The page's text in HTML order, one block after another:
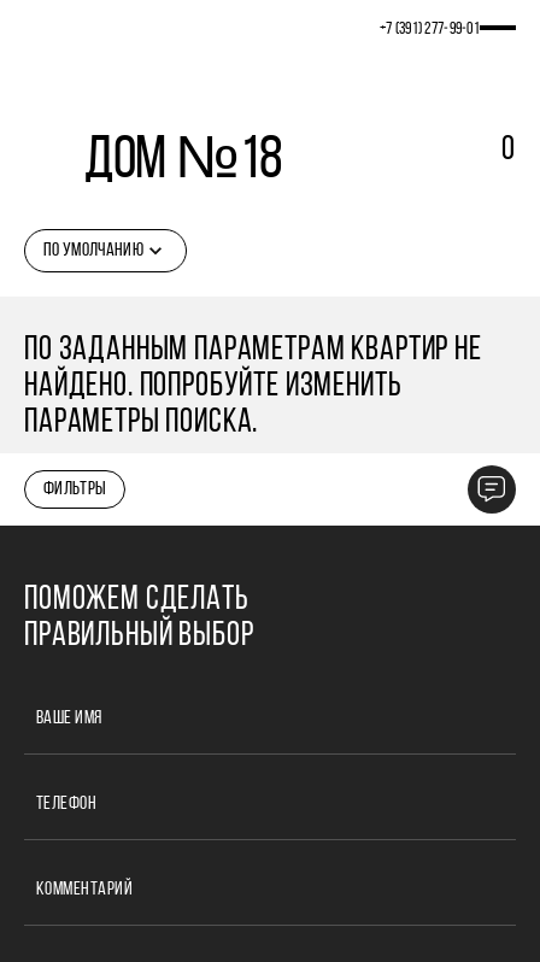
+7 (391) 277‒99‒01
Дом №18 0
ФИЛЬТРЫ
ПО УМОЛЧАНИЮ
ПО ЗАДАННЫМ ПАРАМЕТРАМ КВАРТИР НЕ
НАЙДЕНО. ПОПРОБУЙТЕ ИЗМЕНИТЬ
ПАРАМЕТРЫ ПОИСКА.
ПОМОЖЕМ СДЕЛАТЬ
ПРАВИЛЬНЫЙ ВЫБОР
ВАШЕ ИМЯ
ТЕЛЕФОН
КОММЕНТАРИЙ